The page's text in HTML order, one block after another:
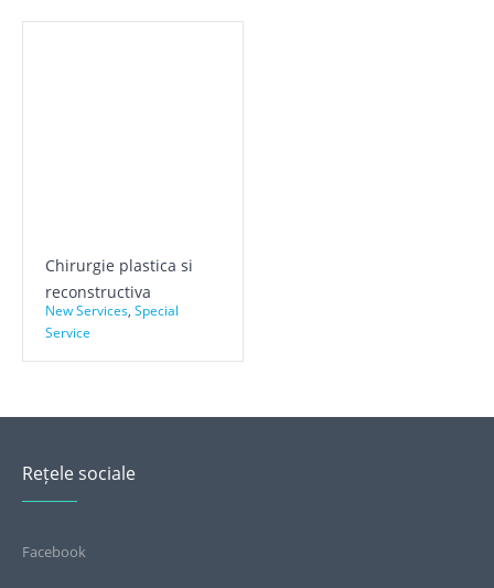
Chirurgie plastica si
reconstructiva
New Services,Special
Service
Rețele sociale
Facebook